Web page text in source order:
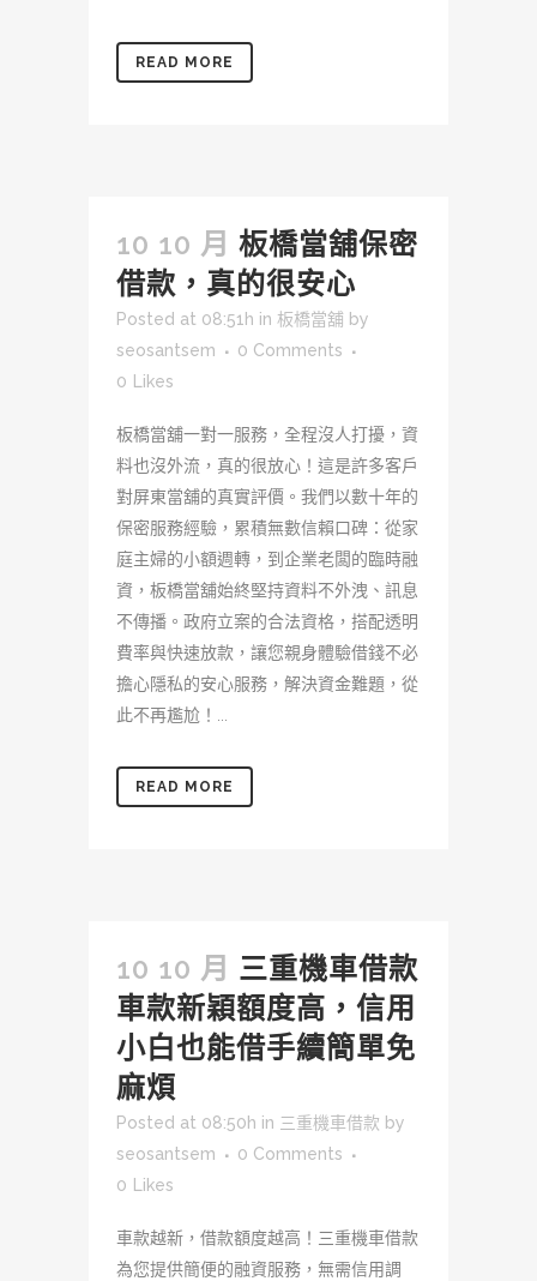
READ MORE
10 10 月 板橋當舖保密
借款，真的很安心
Posted at 08:51h in 板橋當舖 by
seosantsem
0 Comments
0 Likes
板橋當舖一對一服務，全程沒人打擾，資
料也沒外流，真的很放心！這是許多客戶
對屏東當舖的真實評價。我們以數十年的
保密服務經驗，累積無數信賴口碑：從家
庭主婦的小額週轉，到企業老闆的臨時融
資，板橋當舖始終堅持資料不外洩、訊息
不傳播。政府立案的合法資格，搭配透明
費率與快速放款，讓您親身體驗借錢不必
擔心隱私的安心服務，解決資金難題，從
此不再尷尬！...
READ MORE
10 10 月 三重機車借款
車款新穎額度高，信用
小白也能借手續簡單免
麻煩
Posted at 08:50h in 三重機車借款 by
seosantsem
0 Comments
0 Likes
車款越新，借款額度越高！三重機車借款
為您提供簡便的融資服務，無需信用調